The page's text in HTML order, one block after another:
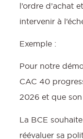
l’ordre d’achat
intervenir à
Exemple :
Pour notre
CAC 40
2026 et que
La BCE
réévaluer sa